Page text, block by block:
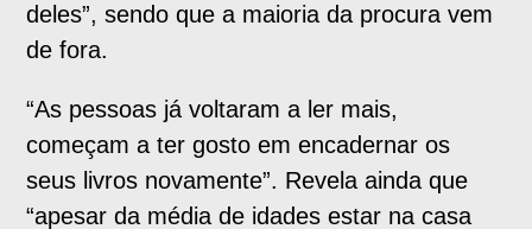
deles”, sendo que a maioria da procura vem
de fora.
“As pessoas já voltaram a ler mais,
começam a ter gosto em encadernar os
seus livros novamente”. Revela ainda que
“apesar da média de idades estar na casa